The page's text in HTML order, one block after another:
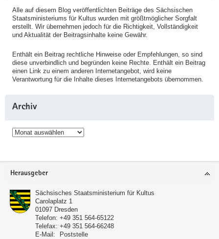
Alle auf diesem Blog veröffentlichten Beiträge des Sächsischen
Staatsministeriums für Kultus wurden mit größtmöglicher Sorgfalt
erstellt. Wir übernehmen jedoch für die Richtigkeit, Vollständigkeit
und Aktualität der Beitragsinhalte keine Gewähr.
Enthält ein Beitrag rechtliche Hinweise oder Empfehlungen, so sind
diese unverbindlich und begründen keine Rechte. Enthält ein Beitrag
einen Link zu einem anderen Internetangebot, wird keine
Verantwortung für die Inhalte dieses Internetangebots übernommen.
Archiv
Archiv
Service
Herausgeber
Sächsisches Staatsministerium für Kultus
Carolaplatz 1
01097 Dresden
Telefon: +49 351 564-65122
Telefax: +49 351 564-66248
E-Mail:
Poststelle